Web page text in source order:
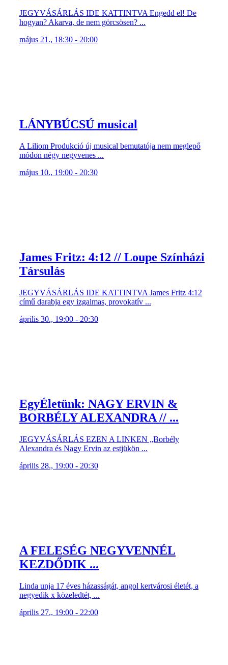
JEGYVÁSÁRLÁS IDE KATTINTVA Engedd el! De
hogyan? Akarva, de nem görcsösen? ...
május 21., 18:30 - 20:00
LÁNYBÚCSÚ musical
A Liliom Produkció új musical bemutatója nem meglepő
módon négy negyvenes ...
május 10., 19:00 - 20:30
James Fritz: 4:12 // Loupe Színházi
Társulás
JEGYVÁSÁRLÁS IDE KATTINTVA James Fritz 4:12
című darabja egy izgalmas, provokatív ...
április 30., 19:00 - 20:30
EgyÉletünk: NAGY ERVIN &
BORBÉLY ALEXANDRA // ...
JEGYVÁSÁRLÁS EZEN A LINKEN „Borbély
Alexandra és Nagy Ervin az estjükön ...
április 28., 19:00 - 20:30
A FELESÉG NEGYVENNÉL
KEZDŐDIK ...
Linda unja 17 éves házasságát, angol kertvárosi életét, a
negyedik x közeledtét, ...
április 27., 19:00 - 22:00